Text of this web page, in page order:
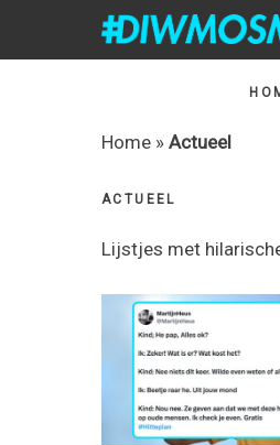
Home » Actueel
ACTUEEL
Lijstjes met